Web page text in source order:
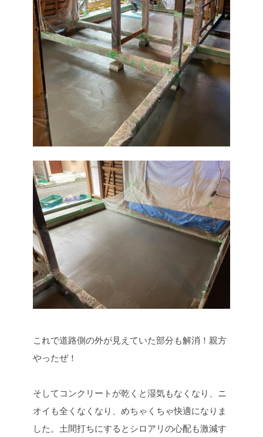
これで道路側の外が見えていた部分も解消！親方
やったぜ！
そしてコンクリートが乾くと湿気もなくなり、ニ
オイも全くなくなり、めちゃくちゃ快適になりま
した。土間打ちにするとシロアリの心配も激減す